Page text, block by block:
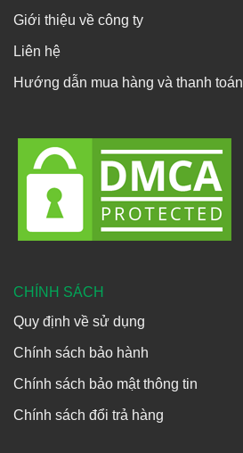
Giới thiệu về công ty
Liên hệ
Hướng dẫn mua hàng và thanh toán
CHÍNH SÁCH
Quy định về sử dụng
Chính sách bảo hành
Chính sách bảo mật thông tin
Chính sách đổi trả hàng